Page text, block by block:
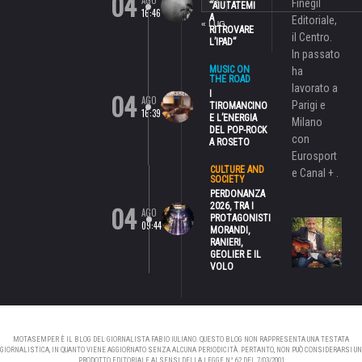
16:46
“AIUTATEMI
A
RITROVARE
L’IPAD”
04 AGO
16:39
MUSIC ON
THE ROAD
I
TIROMANCINO
E L’ENERGIA
DEL POP-ROCK
A ROSETO
04 AGO
09:44
CULTURE AND
SOCIETY
PERDONANZA
2026, TRA I
PROTAGONISTI
MORANDI,
RANIERI,
GEOLIER E IL
VOLO
« LUG
Finegil
Editoriale,
il Centro.
In passato
ha
lavorato a
Parigi e
Milano
con
Eurosport
e Canal + .
MOTASEMPER È IL BLOG DEL GIORNALISTA FABIO IULIANO. QUESTO BLOG NON RAPPRESENTA UNA TESTATA
GIORNALISTICA, IN QUANTO VIENE AGGIORNATO SENZA ALCUNA PERIODICITÀ. PERTANTO, NON PUÒ CONSIDERARSI UN
PRODOTTO EDITORIALE AI SENSI DELLA LEGGE N° 62 DEL 7/03/2001